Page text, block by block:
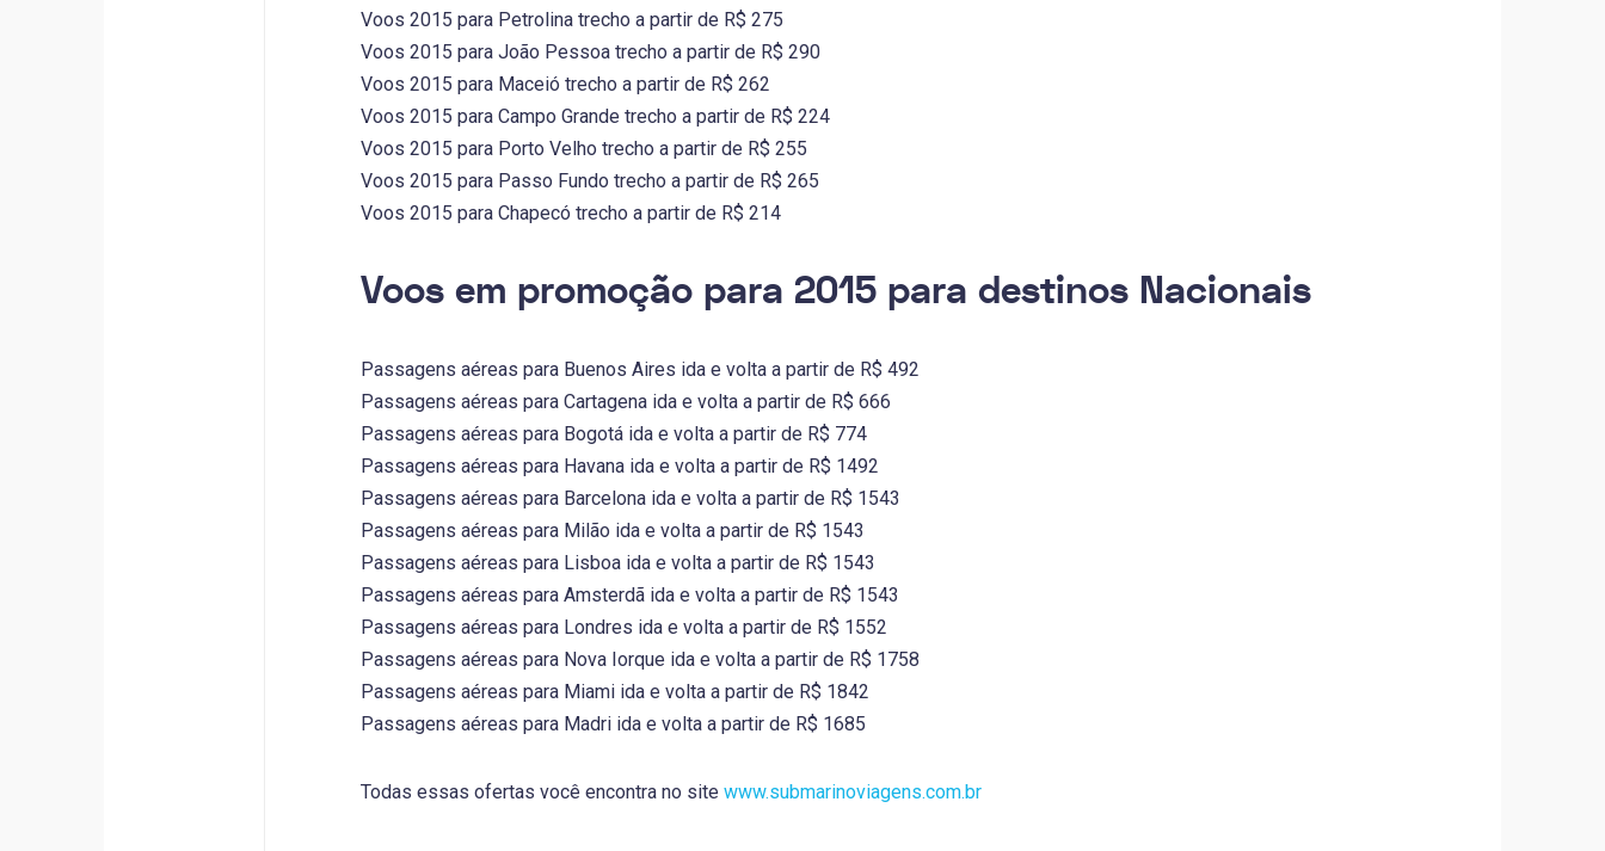
Voos 2015 para Petrolina trecho a partir de R$ 275
Voos 2015 para João Pessoa trecho a partir de R$ 290
Voos 2015 para Maceió trecho a partir de R$ 262
Voos 2015 para Campo Grande trecho a partir de R$ 224
Voos 2015 para Porto Velho trecho a partir de R$ 255
Voos 2015 para Passo Fundo trecho a partir de R$ 265
Voos 2015 para Chapecó trecho a partir de R$ 214
Voos em promoção para 2015 para destinos Nacionais
Passagens aéreas para Buenos Aires ida e volta a partir de R$ 492
Passagens aéreas para Cartagena ida e volta a partir de R$ 666
Passagens aéreas para Bogotá ida e volta a partir de R$ 774
Passagens aéreas para Havana ida e volta a partir de R$ 1492
Passagens aéreas para Barcelona ida e volta a partir de R$ 1543
Passagens aéreas para Milão ida e volta a partir de R$ 1543
Passagens aéreas para Lisboa ida e volta a partir de R$ 1543
Passagens aéreas para Amsterdã ida e volta a partir de R$ 1543
Passagens aéreas para Londres ida e volta a partir de R$ 1552
Passagens aéreas para Nova Iorque ida e volta a partir de R$ 1758
Passagens aéreas para Miami ida e volta a partir de R$ 1842
Passagens aéreas para Madri ida e volta a partir de R$ 1685
Todas essas ofertas você encontra no site www.submarinoviagens.com.br